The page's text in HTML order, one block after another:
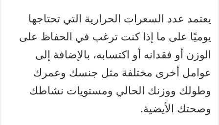
يعتمد عدد السعرات الحرارية التي تحتاجها
يوميًا على ما إذا كنت ترغب في الحفاظ على
الوزن أو فقدانه أو اكتسابه، بالإضافة إلى
عوامل أخرى مختلفة مثل جنسك وعمرك
وطولك ووزنك الحالي ومستويات نشاطك
وصحتك الأيضية.